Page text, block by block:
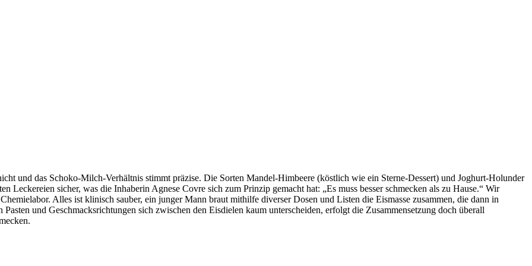
und das Schoko-Milch-Verhältnis stimmt präzise. Die Sorten Mandel-Himbeere (köstlich wie ein Sterne-Dessert) und Joghurt-Holunder
Leckereien sicher, was die Inhaberin Agnese Covre sich zum Prinzip gemacht hat: „Es muss besser schmecken als zu Hause.“ Wir
Alles ist klinisch sauber, ein junger Mann braut mithilfe diverser Dosen und Listen die Eismasse zusammen, die dann in
und Geschmacksrichtungen sich zwischen den Eisdielen kaum unterscheiden, erfolgt die Zusammensetzung doch überall